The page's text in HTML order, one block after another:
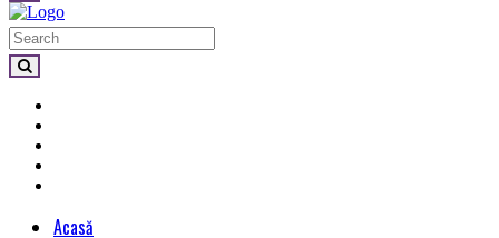
Acasă